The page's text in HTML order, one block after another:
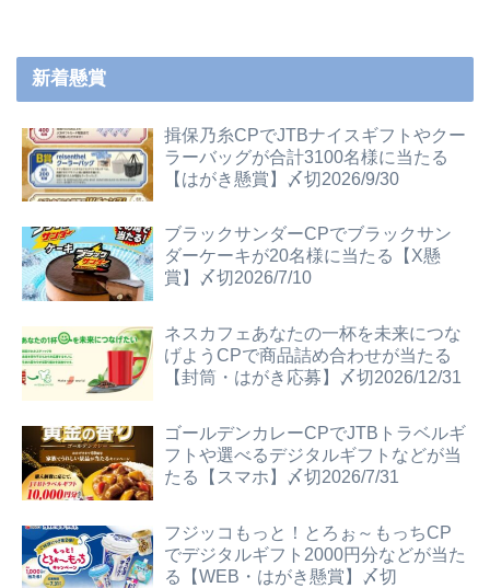
新着懸賞
揖保乃糸CPでJTBナイスギフトやクー
ラーバッグが合計3100名様に当たる
【はがき懸賞】〆切2026/9/30
ブラックサンダーCPでブラックサン
ダーケーキが20名様に当たる【X懸
賞】〆切2026/7/10
ネスカフェあなたの一杯を未来につな
げようCPで商品詰め合わせが当たる
【封筒・はがき応募】〆切2026/12/31
ゴールデンカレーCPでJTBトラベルギ
フトや選べるデジタルギフトなどが当
たる【スマホ】〆切2026/7/31
フジッコもっと！とろぉ～もっちCP
でデジタルギフト2000円分などが当た
る【WEB・はがき懸賞】〆切